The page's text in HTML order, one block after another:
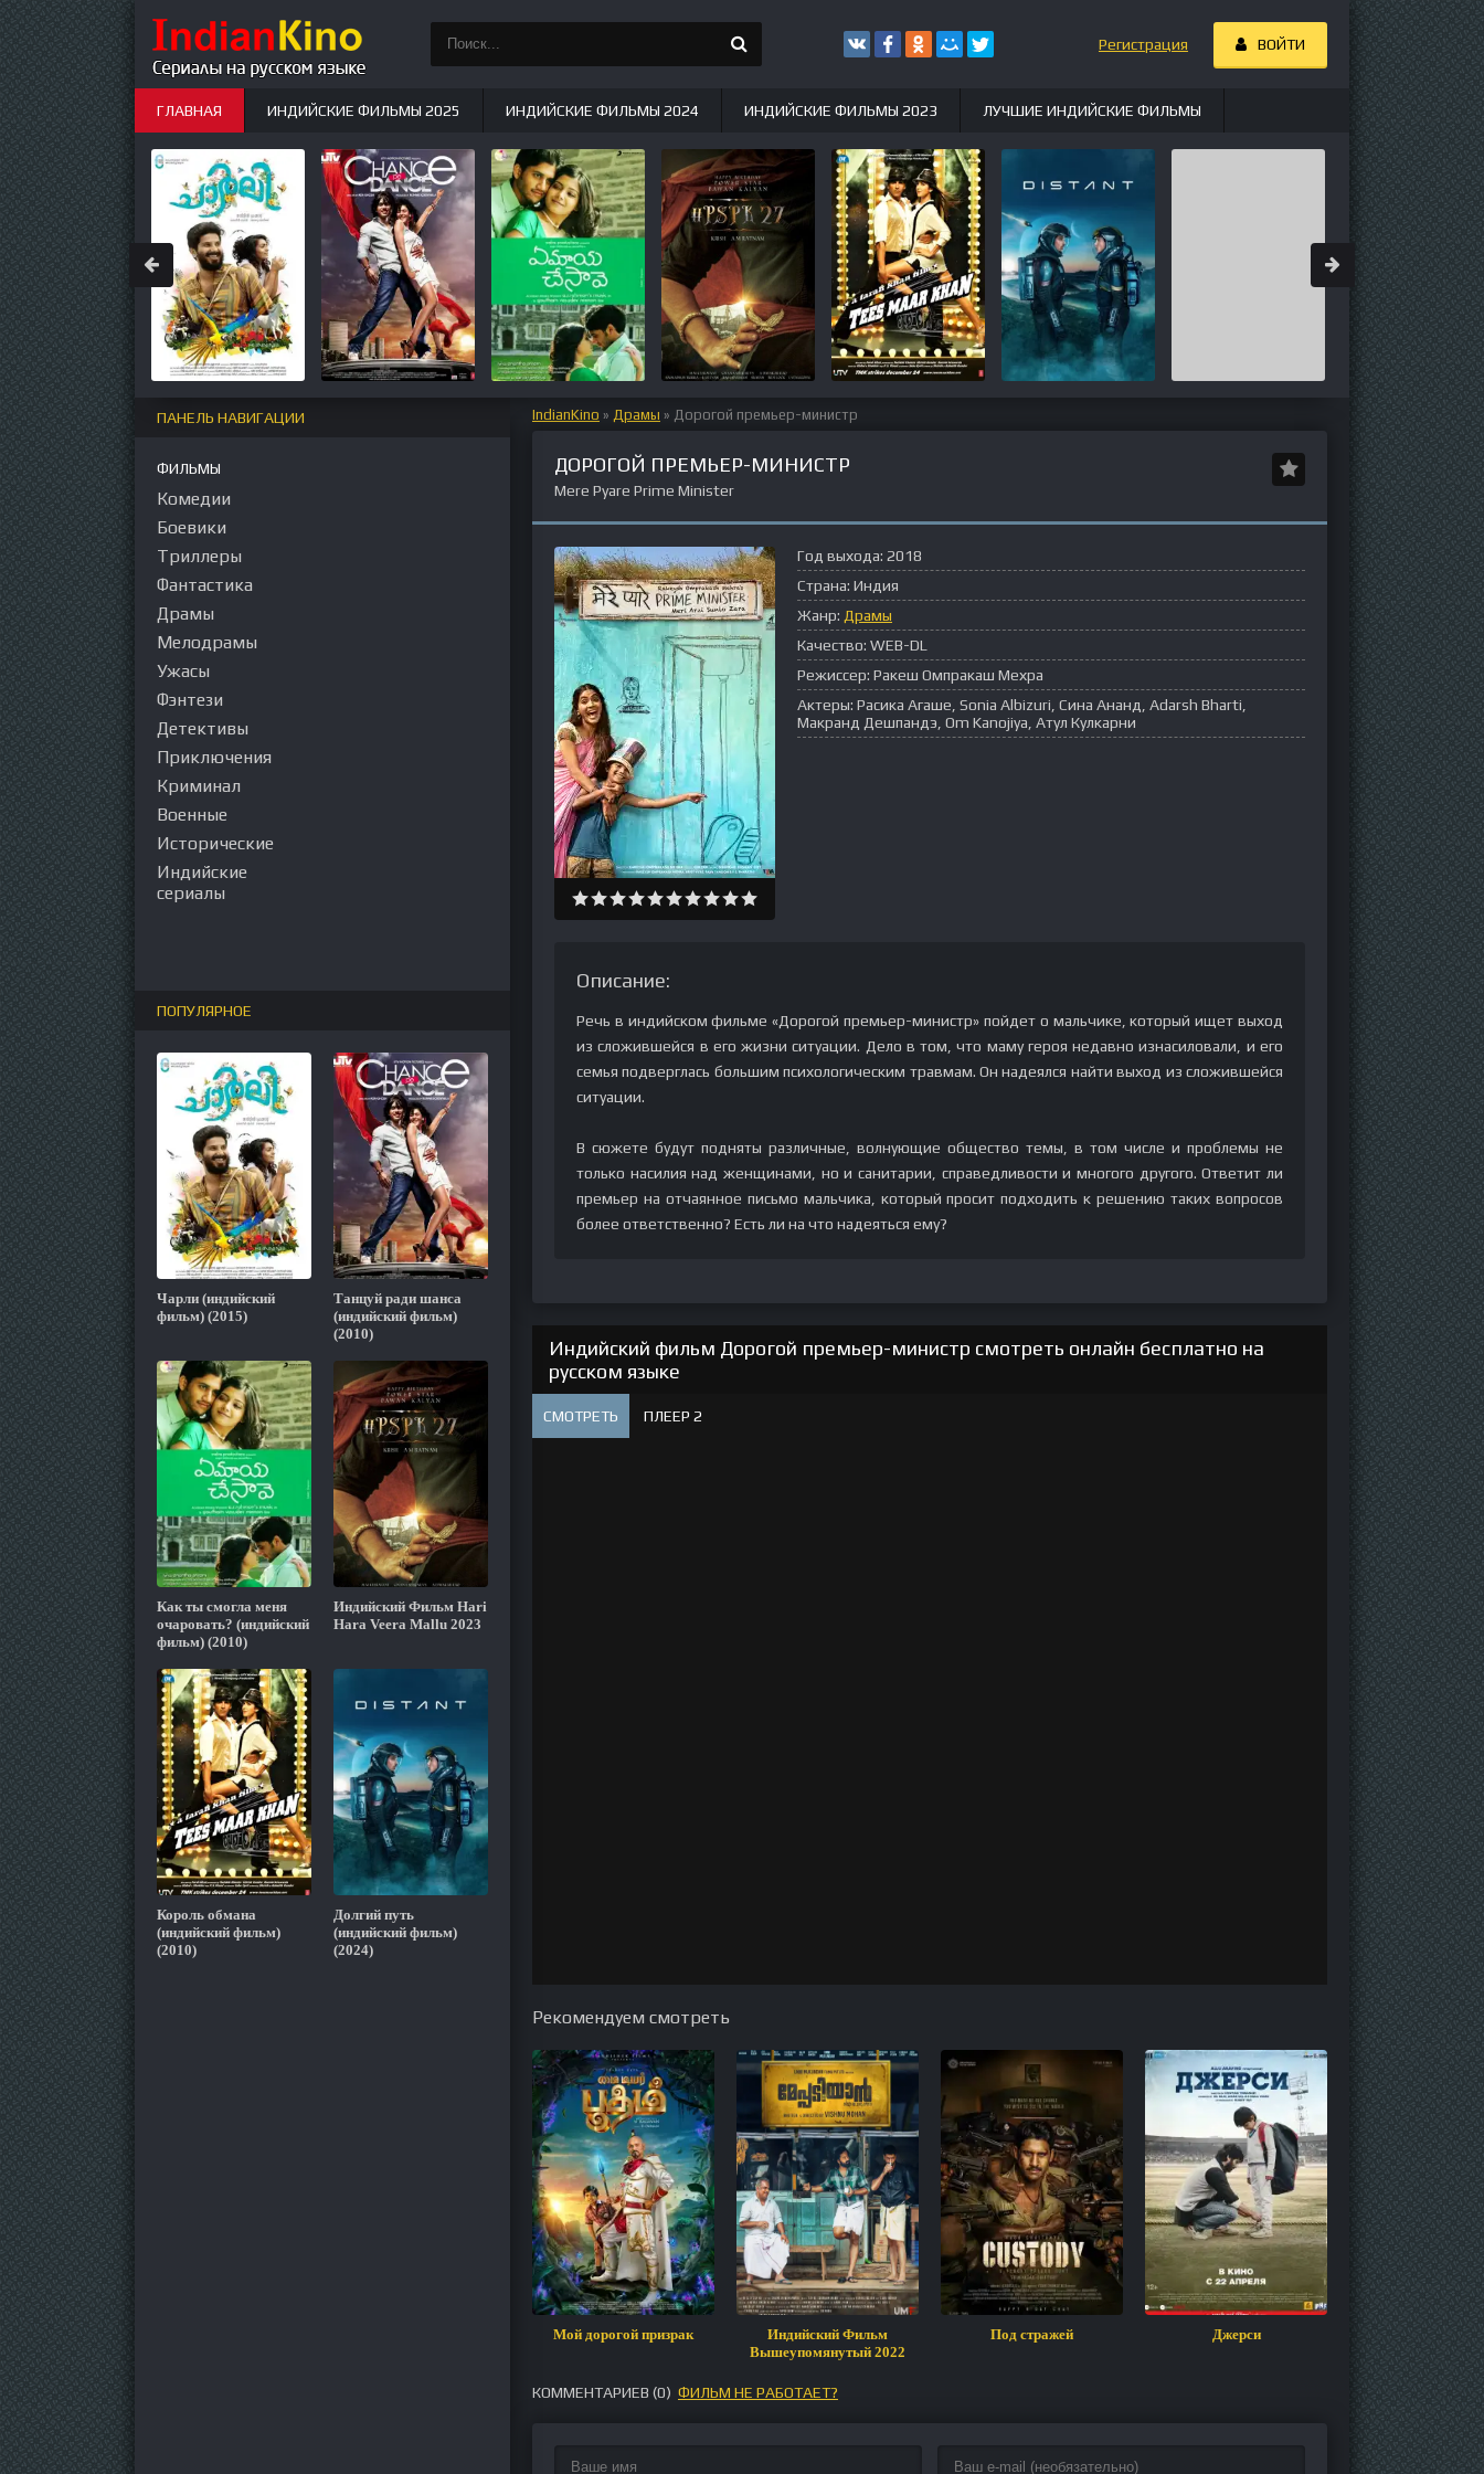
IndianKino » Драмы » Дорогой премьер-министр
ДОРОГОЙ ПРЕМЬЕР-МИНИСТР
Mere Pyare Prime Minister
Год выхода: 2018
Страна: Индия
Жанр: Драмы
Качество: WEB-DL
Режиссер: Ракеш Омпракаш Мехра
Актеры: Расика Агаше, Sonia Albizuri, Сина Ананд, Adarsh Bharti,
Макранд Дешпандэ, Om Kanojiya, Атул Кулкарни
Описание:
Речь в индийском фильме «Дорогой премьер-министр» пойдет о мальчике, который ищет выход
из сложившейся в его жизни ситуации. Дело в том, что маму героя недавно изнасиловали, и его
семья подверглась большим психологическим травмам. Он надеялся найти выход из сложившейся
ситуации.
В сюжете будут подняты различные, волнующие общество темы, в том числе и проблемы не
только насилия над женщинами, но и санитарии, справедливости и многого другого. Ответит ли
премьер на отчаянное письмо мальчика, который просит подходить к решению таких вопросов
более ответственно? Есть ли на что надеяться ему?
Индийский фильм Дорогой премьер-министр смотреть онлайн бесплатно на
русском языке
СМОТРЕТЬ ПЛЕЕР 2
Рекомендуем смотреть
Мой дорогой призрак
Индийский Фильм
Вышеупомянутый 2022
Под стражей Джерси
Индийский
Случайный
КОММЕНТАРИЕВ (0) ФИЛЬМ НЕ РАБОТАЕТ?
ПАНЕЛЬ НАВИГАЦИИ
ФИЛЬМЫ
Комедии
Боевики
Триллеры
Фантастика
Драмы
Мелодрамы
Ужасы
Фэнтези
Детективы
Приключения
Криминал
Военные
Исторические
Индийские
сериалы
ПОПУЛЯРНОЕ
Чарли (индийский
фильм) (2015)
Танцуй ради шанса
(индийский фильм)
(2010)
Как ты смогла меня
очаровать? (индийский
фильм) (2010)
Индийский Фильм Hari
Hara Veera Mallu 2023
Король обмана
(индийский фильм)
(2010)
Долгий путь
(индийский фильм)
(2024)
Регистрация ВОЙТИ
ГЛАВНАЯ ИНДИЙСКИЕ ФИЛЬМЫ 2025 ИНДИЙСКИЕ ФИЛЬМЫ 2024 ИНДИЙСКИЕ ФИЛЬМЫ 2023 ЛУЧШИЕ ИНДИЙСКИЕ ФИЛЬМЫ
ИНДИЙСКИЕ СЕРИАЛЫ НОВЫЕ